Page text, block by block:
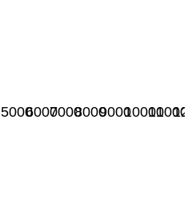
500060007000800090001000011000